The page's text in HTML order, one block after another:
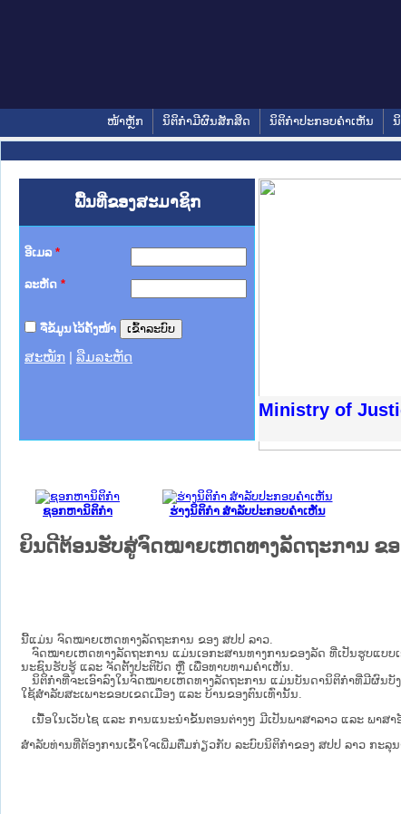
ໜ້າຫຼັກ ນິຕິກໍາມີຜົນສັກສິດ ນິຕິກໍາປະກອບຄໍາເຫັນ
ພື້ນທີ່ຂອງສະມາຊິກ
ອີເມລ *
ລະຫັດ *
ຈື່ຂໍ້ມູນໄວ້ຄັ້ງໜ້າ
ສະໝັກ ລືມລະຫັດ
Ministry of
າປະຊາຊົນ ພາກເໜືອ
ດຖະການ
ພາກກາງ
ພາກໃຕ້
າຄານຕຳຫຼວດປະຊາຊົນ
ຄານສັນຕິບານປະຊາຊົນ
ງພາກເໜືອ
າປະຊາຊົນ ພາກກາງ
ຊອກຫານິຕິກໍາ ຮ່າງນິຕິກໍາ ສໍາລັບປະກອບຄໍາເຫັນ
ຍິນດີຕ້ອນຮັບສູ່ຈົດໝາຍເຫດທາງລັດຖະການ ຂອ
ນີ້ແມ່ນ ຈົດໝາຍເຫດທາງລັດຖະການ ຂອງ ສປປ ລາວ.
ຈົດໝາຍເຫດທາງລັດຖະການ ແມ່ນ​ເອ​ກະ​ສານ​ທາງ​ການ​ຂອງ​ລັດ ທີ່​ເປັນ​ຮູບ​ແບບ​
ນະ​ຊົນ​ຮັບ​ຮູ້ ແລະ ຈັດ​ຕັ້ງ​ປະ​ຕິ​ບັດ ຫຼື ເພື່ອທາບທາມຄໍາເຫັນ.
ນິ​ຕິ​ກຳ​ທີ່​ຈະ​ເອົາ​ລົງ​ໃນ​ຈົດ​ໝາຍ​ເຫດ​ທາງ​ລັດ​ຖະ​ການ ​ແມ່ນ​ບັນ​ດາ​ນິ​ຕິ​ກຳ​ທີ່​ມີ​ຜົນ​
ໃຊ້​ສຳ​ລັບ​ສະ​ເພາະ​ຂອບ​ເຂດ​ເມືອງ ແລະ ບ້ານ​ຂອງ​ຕົນ​ເທົ່າ​ນັ້ນ.
ເນື້ອໃນ​ເວັບ​ໄຊ​ ແລະ ການແນະນໍາຂັ້ນຕອນຕ່າງໆ ມີເປັນພາສາລາວ ແລະ ພາສ
ສໍາລັບທ່ານທີ່ຕ້ອງການເຂົ້າໃຈເພີ່ມຕື່ມກ່ຽວກັບ ລະບົບນິຕິກຳຂອງ ສປປ ລາວ ກະລຸນ